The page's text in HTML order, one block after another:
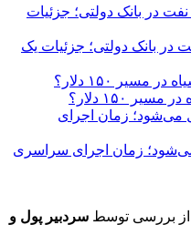
بانک دولتی؛ جزئیات یک
۱۵۰ دلار؟
می‌شود؛ زمان اجرای سراسری
بررسی توسط سردبیر پول و